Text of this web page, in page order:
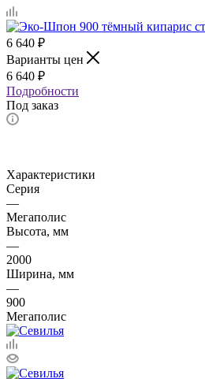
6 640 ₽
Варианты цен
6 640 ₽
Подробности
Под заказ
Характеристики
Серия
—
Мегаполис
Высота, мм
—
2000
Ширина, мм
—
900
Мегаполис